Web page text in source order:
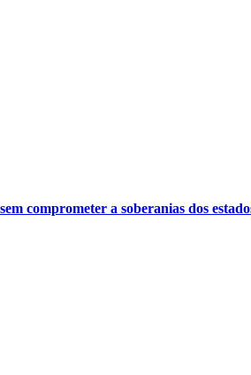
comprometer a soberanias dos